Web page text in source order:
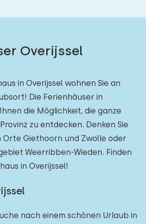
Overijssel
in Overijssel wohnen Sie an
Die Ferienhäuser in
die Möglichkeit, die ganze
zu entdecken. Denken Sie
Orte Giethoorn und Zwolle oder
Weerribben-Wieden. Finden
in Overijssel!
nach einem schönen Urlaub in